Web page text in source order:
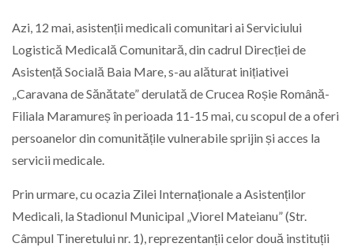
Azi, 12 mai, asistenții medicali comunitari ai Serviciului
Logistică Medicală Comunitară, din cadrul Direcției de
Asistență Socială Baia Mare, s-au alăturat inițiativei
„Caravana de Sănătate” derulată de Crucea Roșie Română-
Filiala Maramureș în perioada 11-15 mai, cu scopul de a oferi
persoanelor din comunitățile vulnerabile sprijin și acces la
servicii medicale.
Prin urmare, cu ocazia Zilei Internaționale a Asistenților
Medicali, la Stadionul Municipal „Viorel Mateianu” (Str.
Câmpul Tineretului nr. 1), reprezentanții celor două instituții